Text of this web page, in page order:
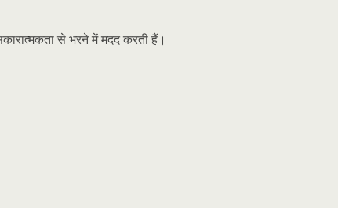
से भरने में मदद करती हैं।